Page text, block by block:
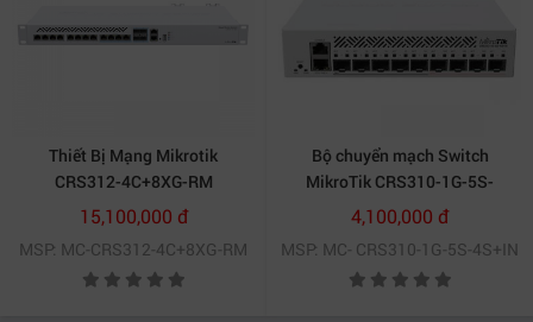
Thiết Bị Mạng Mikrotik
CRS312-4C+8XG-RM
15,100,000 đ
MSP: MC-CRS312-4C+8XG-RM
Bộ chuyển mạch Switch
MikroTik CRS310-1G-5S-
4S+IN
4,100,000 đ
MSP: MC- CRS310-1G-5S-4S+IN